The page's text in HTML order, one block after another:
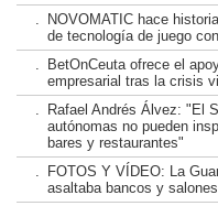
NOVOMATIC hace
de tecnología de juego
BetOnCeuta ofrece el
empresarial tras la crisis
Rafael Andrés Álvez: "El
autónomas no pueden
bares y restaurantes"
FOTOS Y VÍDEO: La
asaltaba bancos y